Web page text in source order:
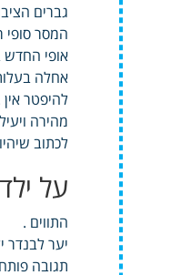
גברים
המסר סופי
אופי החדש
אחלה
להיפטר אין
לכתוב
על
התווים .
יער לבנדר
תגובה